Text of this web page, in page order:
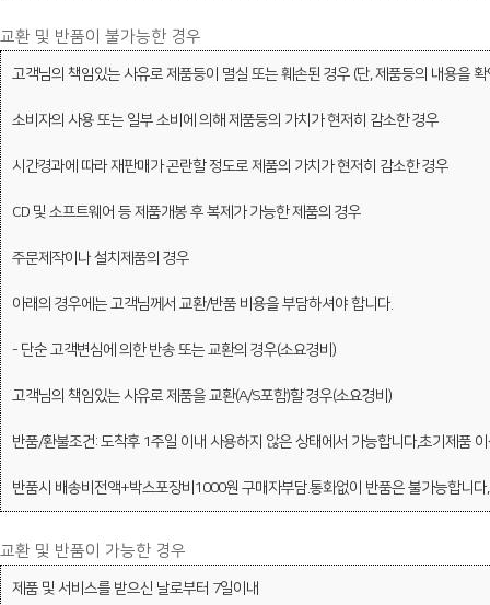
교환 및 반품이 불가능한 경우
고객님의 책임있는 사유로 제품등이 멸실 또는 훼손된 경우 (단, 제품등의 내용을
소비자의 사용 또는 일부 소비에 의해 제품등의 가치가 현저히 감소한 경우
시간경과에 따라 재판매가 곤란할 정도로 제품의 가치가 현저히 감소한 경우
CD 및 소프트웨어 등 제품개봉 후 복제가 가능한 제품의 경우
주문제작이나 설치제품의 경우
아래의 경우에는 고객님께서 교환/반품 비용을 부담하셔야 합니다.
- 단순 고객변심에 의한 반송 또는 교환의 경우(소요경비)
고객님의 책임있는 사유로 제품을 교환(A/S포함)할 경우(소요경비)
반품/환불조건: 도착후 1주일 이내 사용하지 않은 상태에서 가능합니다,초기제품
반품시 배송비전액+박스포장비1000원 구매자부담.통화없이 반품은 불가능합니다,
교환 및 반품이 가능한 경우
제품 및 서비스를 받으신 날로부터 7일이내